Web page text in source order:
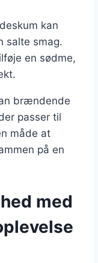
kan
salte smag.
en sødme,
brændende
passer til
måde at
på en
med